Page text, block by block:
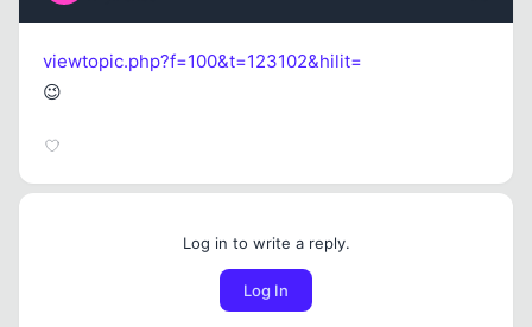
viewtopic.php?f=100&t=123102&hilit=
😉
Log in to write a reply.
Log In